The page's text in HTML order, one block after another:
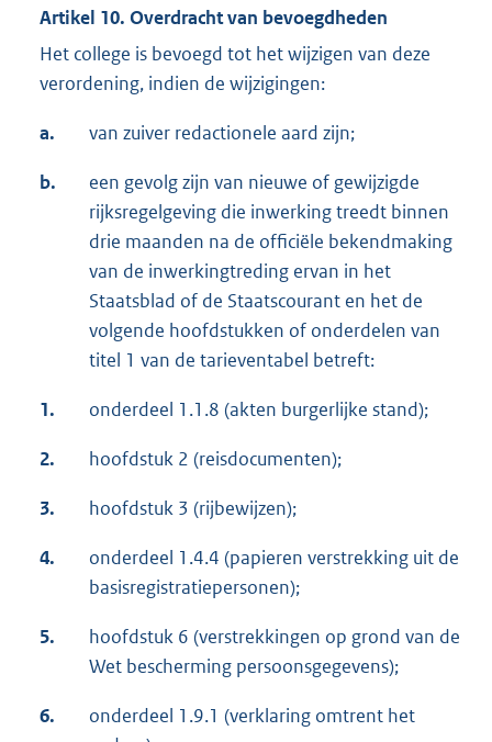
Artikel 10. Overdracht van bevoegdheden
Het college is bevoegd tot het wijzigen van deze
verordening, indien de wijzigingen:
a. van zuiver redactionele aard zijn;
b.
een gevolg zijn van nieuwe of gewijzigde
rijksregelgeving die inwerking treedt binnen
drie maanden na de officiële bekendmaking
van de inwerkingtreding ervan in het
Staatsblad of de Staatscourant en het de
volgende hoofdstukken of onderdelen van
titel 1 van de tarieventabel betreft:
1. onderdeel 1.1.8 (akten burgerlijke stand);
2. hoofdstuk 2 (reisdocumenten);
3. hoofdstuk 3 (rijbewijzen);
4.
onderdeel 1.4.4 (papieren verstrekking uit de
basisregistratiepersonen);
5.
hoofdstuk 6 (verstrekkingen op grond van de
Wet bescherming persoonsgegevens);
6.
onderdeel 1.9.1 (verklaring omtrent het